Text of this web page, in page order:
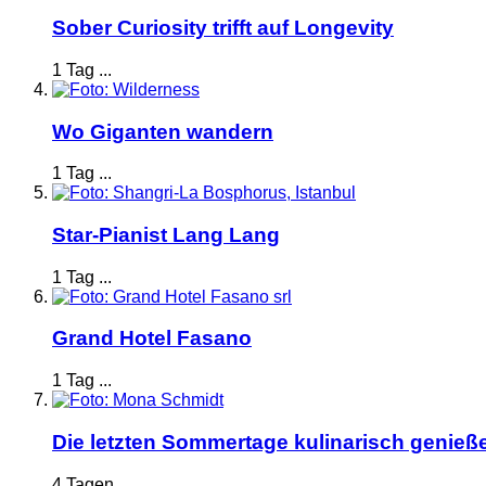
Sober Curiosity trifft auf Longevity
1 Tag ...
Wo Giganten wandern
1 Tag ...
Star-Pianist Lang Lang
1 Tag ...
Grand Hotel Fasano
1 Tag ...
Die letzten Sommertage kulinarisch